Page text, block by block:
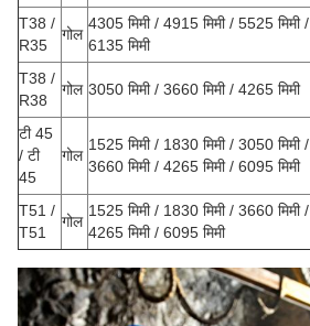
T38 /
R35
गोल
4305 मिमी / 4915 मिमी / 5525 मिमी /
6135 मिमी
T38 /
R38
गोल 3050 मिमी / 3660 मिमी / 4265 मिमी
टी 45 ​​
/ टी
45
गोल
1525 मिमी / 1830 मिमी / 3050 मिमी /
3660 मिमी / 4265 मिमी / 6095 मिमी
T51 /
T51
गोल
1525 मिमी / 1830 मिमी / 3660 मिमी /
4265 मिमी / 6095 मिमी